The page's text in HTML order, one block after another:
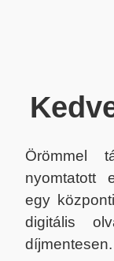
Örömmel
nyomtatott
egy
digitális
díjmentesen.